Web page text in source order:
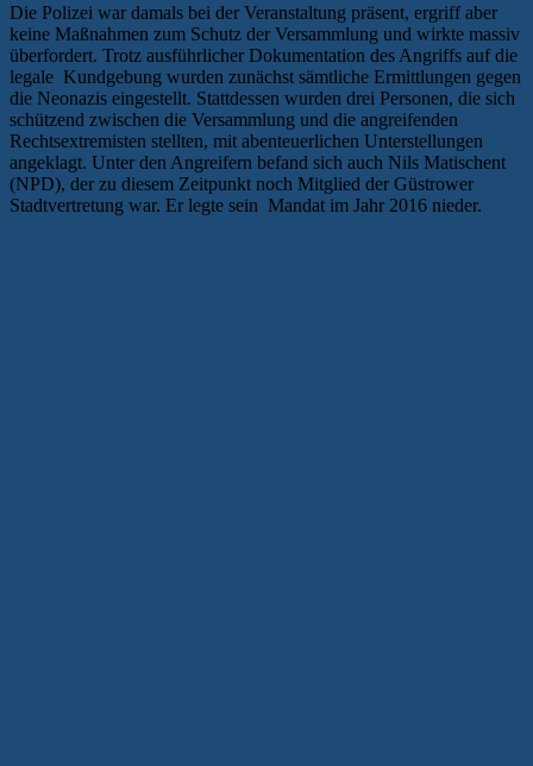
Die Polizei war damals bei der Veranstaltung präsent, ergriff aber
keine Maßnahmen zum Schutz der Versammlung und wirkte massiv
überfordert. Trotz ausführlicher Dokumentation des Angriffs auf die
legale Kundgebung wurden zunächst sämtliche Ermittlungen gegen
die Neonazis eingestellt. Stattdessen wurden drei Personen, die sich
schützend zwischen die Versammlung und die angreifenden
Rechtsextremisten stellten, mit abenteuerlichen Unterstellungen
angeklagt. Unter den Angreifern befand sich auch Nils Matischent
(NPD), der zu diesem Zeitpunkt noch Mitglied der Güstrower
Stadtvertretung war. Er legte sein Mandat im Jahr 2016 nieder.